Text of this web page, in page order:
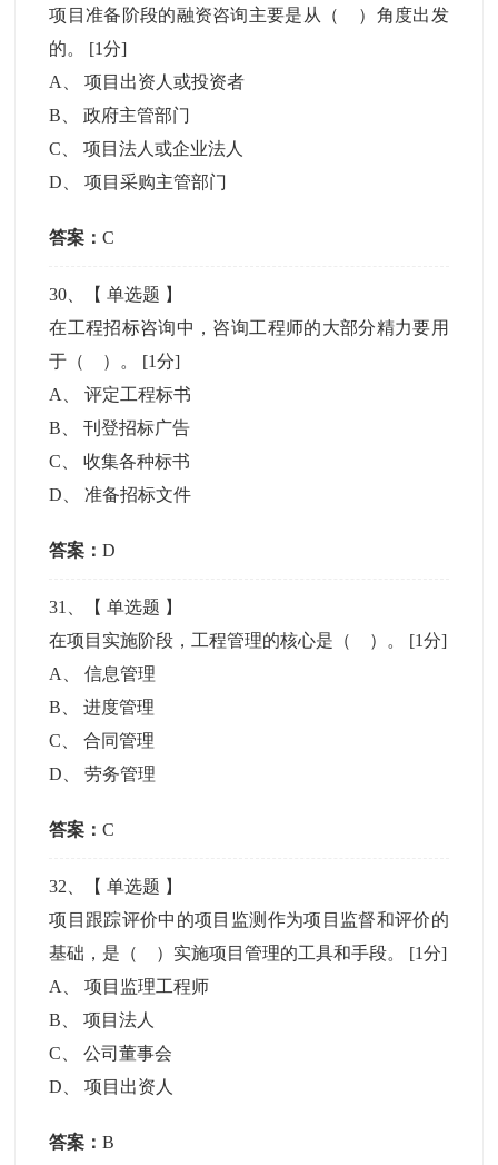
项目准备阶段的融资咨询主要是从（ ）角度出发
的。 [1分]
A
、项目出资人或投资者
B 、政府主管部门
C 、项目法人或企业法人
D 、项目采购主管部门
答案：C
30 、【单选题 】
在工程招标咨询中，咨询工程师的大部分精力要用
于（ ）。 [1分]
A
、评定工程标书
B 、刊登招标广告
C 、收集各种标书
D 、准备招标文件
答案：D
31 、【单选题 】
在项目实施阶段，工程管理的核心是（ ）。 [1分]
A
、信息管理
B 、进度管理
C 、合同管理
D 、劳务管理
答案：C
32 、【单选题 】
项目跟踪评价中的项目监测作为项目监督和评价的
基础，是（ ）实施项目管理的工具和手段。 [1分]
A
、项目监理工程师
B 、项目法人
C 、公司董事会
D 、项目出资人
答案：B